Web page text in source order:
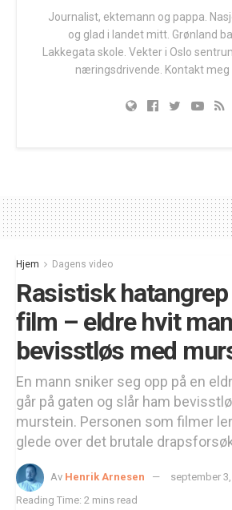
Journalist, ektemann og pappa.
og glad i landet mitt. Grønland
Lakkegata skole. Vekter i Oslo
næringsdrivende. Kontakt meg
Hjem Dagens video
Rasistisk
film – eldre hvit
bevisstløs med
En mann sniker seg opp på en
går på gaten og slår ham
murstein. Personen som filmer
glede over det brutale
Av Henrik Arnesen
september
Reading Time: 2 mins read